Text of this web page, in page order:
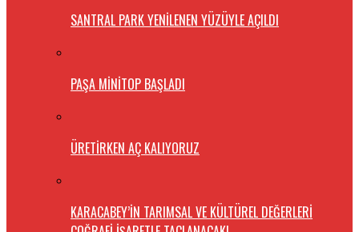
SANTRAL PARK YENİLENEN YÜZÜYLE AÇILDI
PAŞA MİNİTOP BAŞLADI
ÜRETİRKEN AÇ KALIYORUZ
KARACABEY’İN TARIMSAL VE KÜLTÜREL DEĞERLERİ